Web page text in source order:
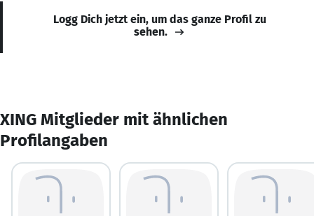
Logg Dich jetzt ein, um das ganze Profil zu
sehen.
XING Mitglieder mit ähnlichen
Profilangaben